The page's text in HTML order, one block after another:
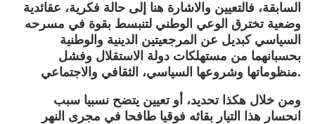
السابقة، فالتعيين والاشارة هنا إلى حالة فكرية، عقائدية
وضعية تخترق الوعي الوطني لتنبسط بقوة في مسرحه
السياسي كبديل عن المرجعيتين الدينية والوطنية
بحسبانهما من مستهلكات دولة الاستقلال وفشل
منظوماتها وشروعها السياسي، الثقافي والاجتماعي.
ومن خلال هكذا تحديد، أو تعيين يتضح نسبيا سبب
انحسار هذا التيار بقائه فوقيا طافحا في مجرى النهر